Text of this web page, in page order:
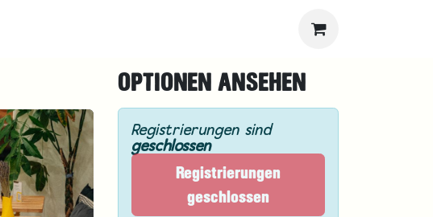
OPTIONEN ANSEHEN
Registrierungen sind
geschlossen
Registrierungen
geschlossen